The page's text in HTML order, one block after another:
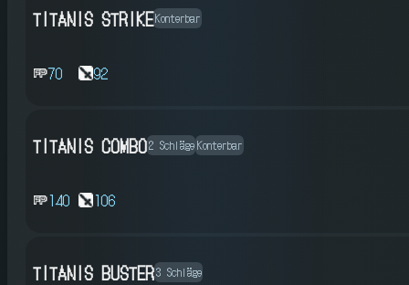
TITANIS STRIKEKonterbar
70 92
TITANIS COMBO2 Schläge Konterbar
140 106
TITANIS BUSTER3 Schläge